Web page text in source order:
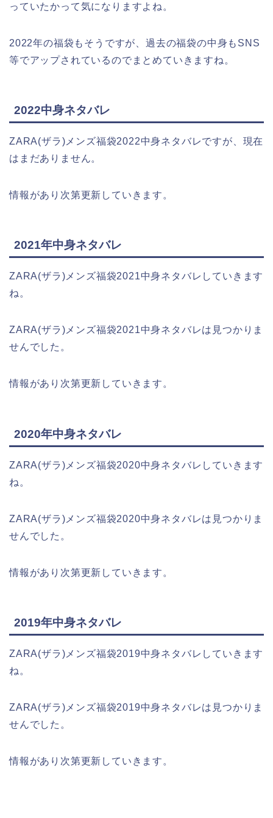
っていたかって気になりますよね。
2022年の福袋もそうですが、過去の福袋の中身もSNS
等でアップされているのでまとめていきますね。
2022中身ネタバレ
ZARA(ザラ)メンズ福袋2022中身ネタバレですが、現在
はまだありません。
情報があり次第更新していきます。
2021年中身ネタバレ
ZARA(ザラ)メンズ福袋2021中身ネタバレしていきます
ね。
ZARA(ザラ)メンズ福袋2021中身ネタバレは見つかりま
せんでした。
情報があり次第更新していきます。
2020年中身ネタバレ
ZARA(ザラ)メンズ福袋2020中身ネタバレしていきます
ね。
ZARA(ザラ)メンズ福袋2020中身ネタバレは見つかりま
せんでした。
情報があり次第更新していきます。
2019年中身ネタバレ
ZARA(ザラ)メンズ福袋2019中身ネタバレしていきます
ね。
ZARA(ザラ)メンズ福袋2019中身ネタバレは見つかりま
せんでした。
情報があり次第更新していきます。